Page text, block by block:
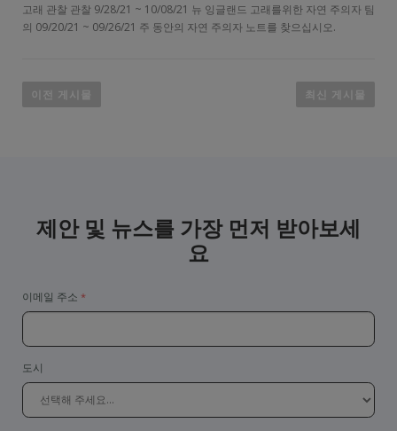
고래 관찰 관찰 9/28/21 ~ 10/08/21 뉴 잉글랜드 고래를위한 자연 주의자 팀
의 09/20/21 ~ 09/26/21 주 동안의 자연 주의자 노트를 찾으십시오.
시
이전 게시물 최신 게시물
제안 및 뉴스를 가장 먼저 받아보세
요
이메일 주소
도시